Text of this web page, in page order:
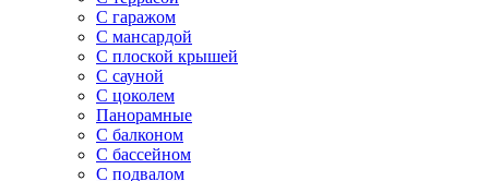
С гаражом
С мансардой
С плоской крышей
С сауной
С цоколем
Панорамные
С балконом
С бассейном
С подвалом